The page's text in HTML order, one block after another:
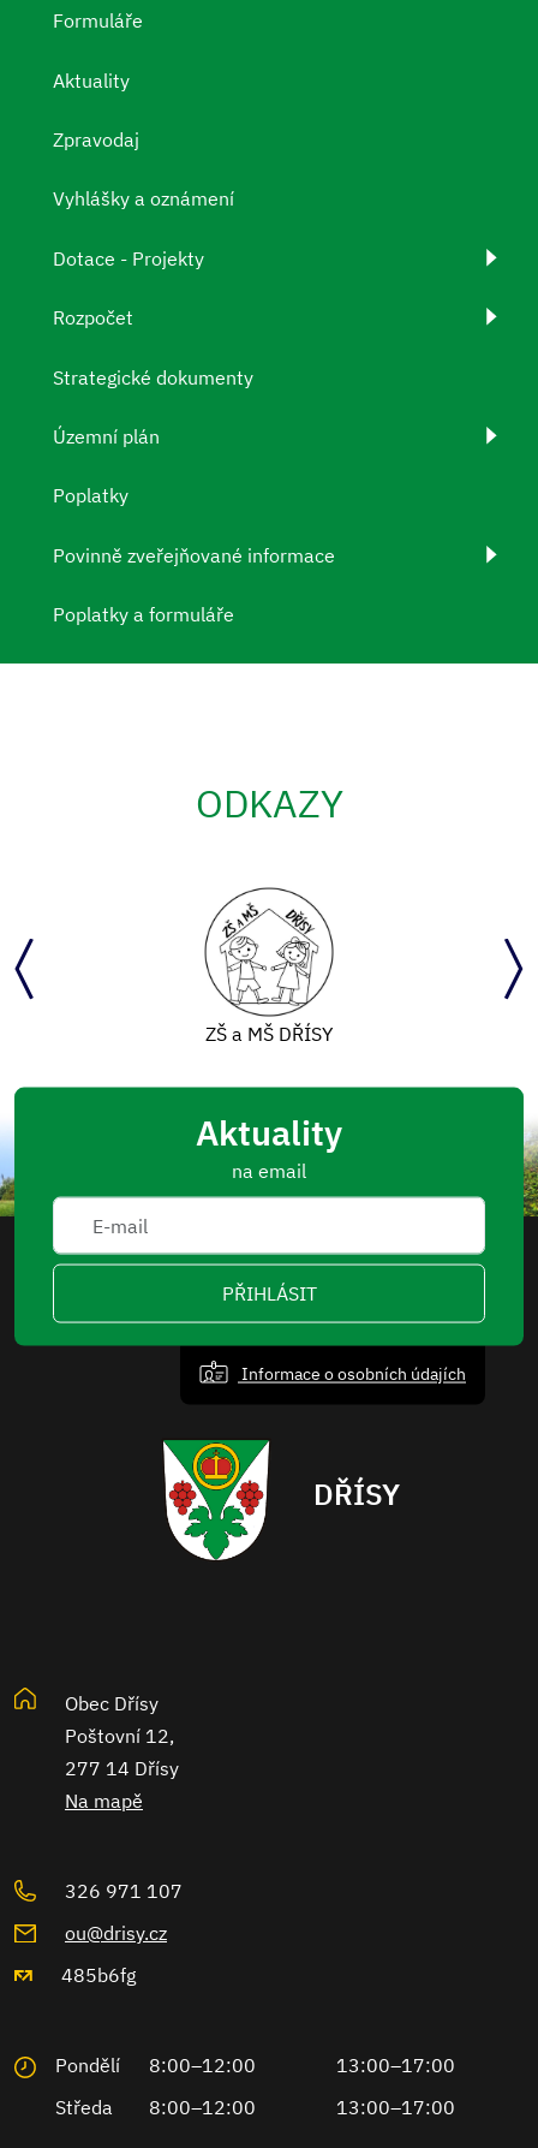
Formuláře
Aktuality
Zpravodaj
Vyhlášky a oznámení
Dotace - Projekty
Rozpočet
Strategické dokumenty
Územní plán
Poplatky
Povinně zveřejňované informace
Poplatky a formuláře
ODKAZY
ZŠ a MŠ DŘÍSY
Aktuality
na email
PŘIHLÁSIT
Informace o osobních údajích
DŘÍSY
Obec Dřísy
Poštovní 12,
277 14 Dřísy
Na mapě
326 971 107
ou@drisy.cz
485b6fg
Pondělí 8:00–12:00
13:00–17:00
Středa
8:00–12:00 13:00–17:00